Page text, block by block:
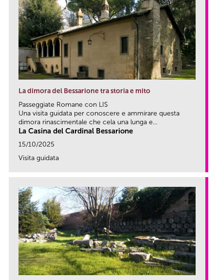
La dimora del Bessarione tra storia e mito
Passeggiate Romane con LIS
Una visita guidata per conoscere e ammirare questa
dimora rinascimentale che cela una lunga e...
La Casina del Cardinal Bessarione
15/10/2025
Visita guidata